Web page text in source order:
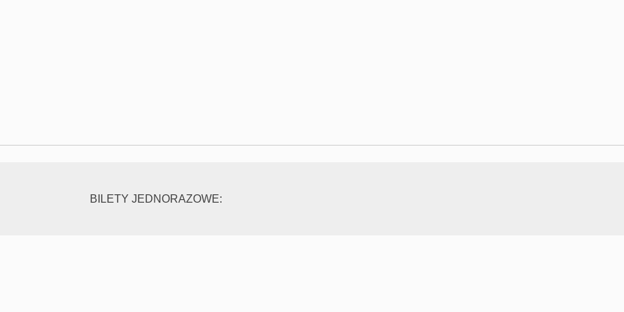
BILETY JEDNORAZOWE: